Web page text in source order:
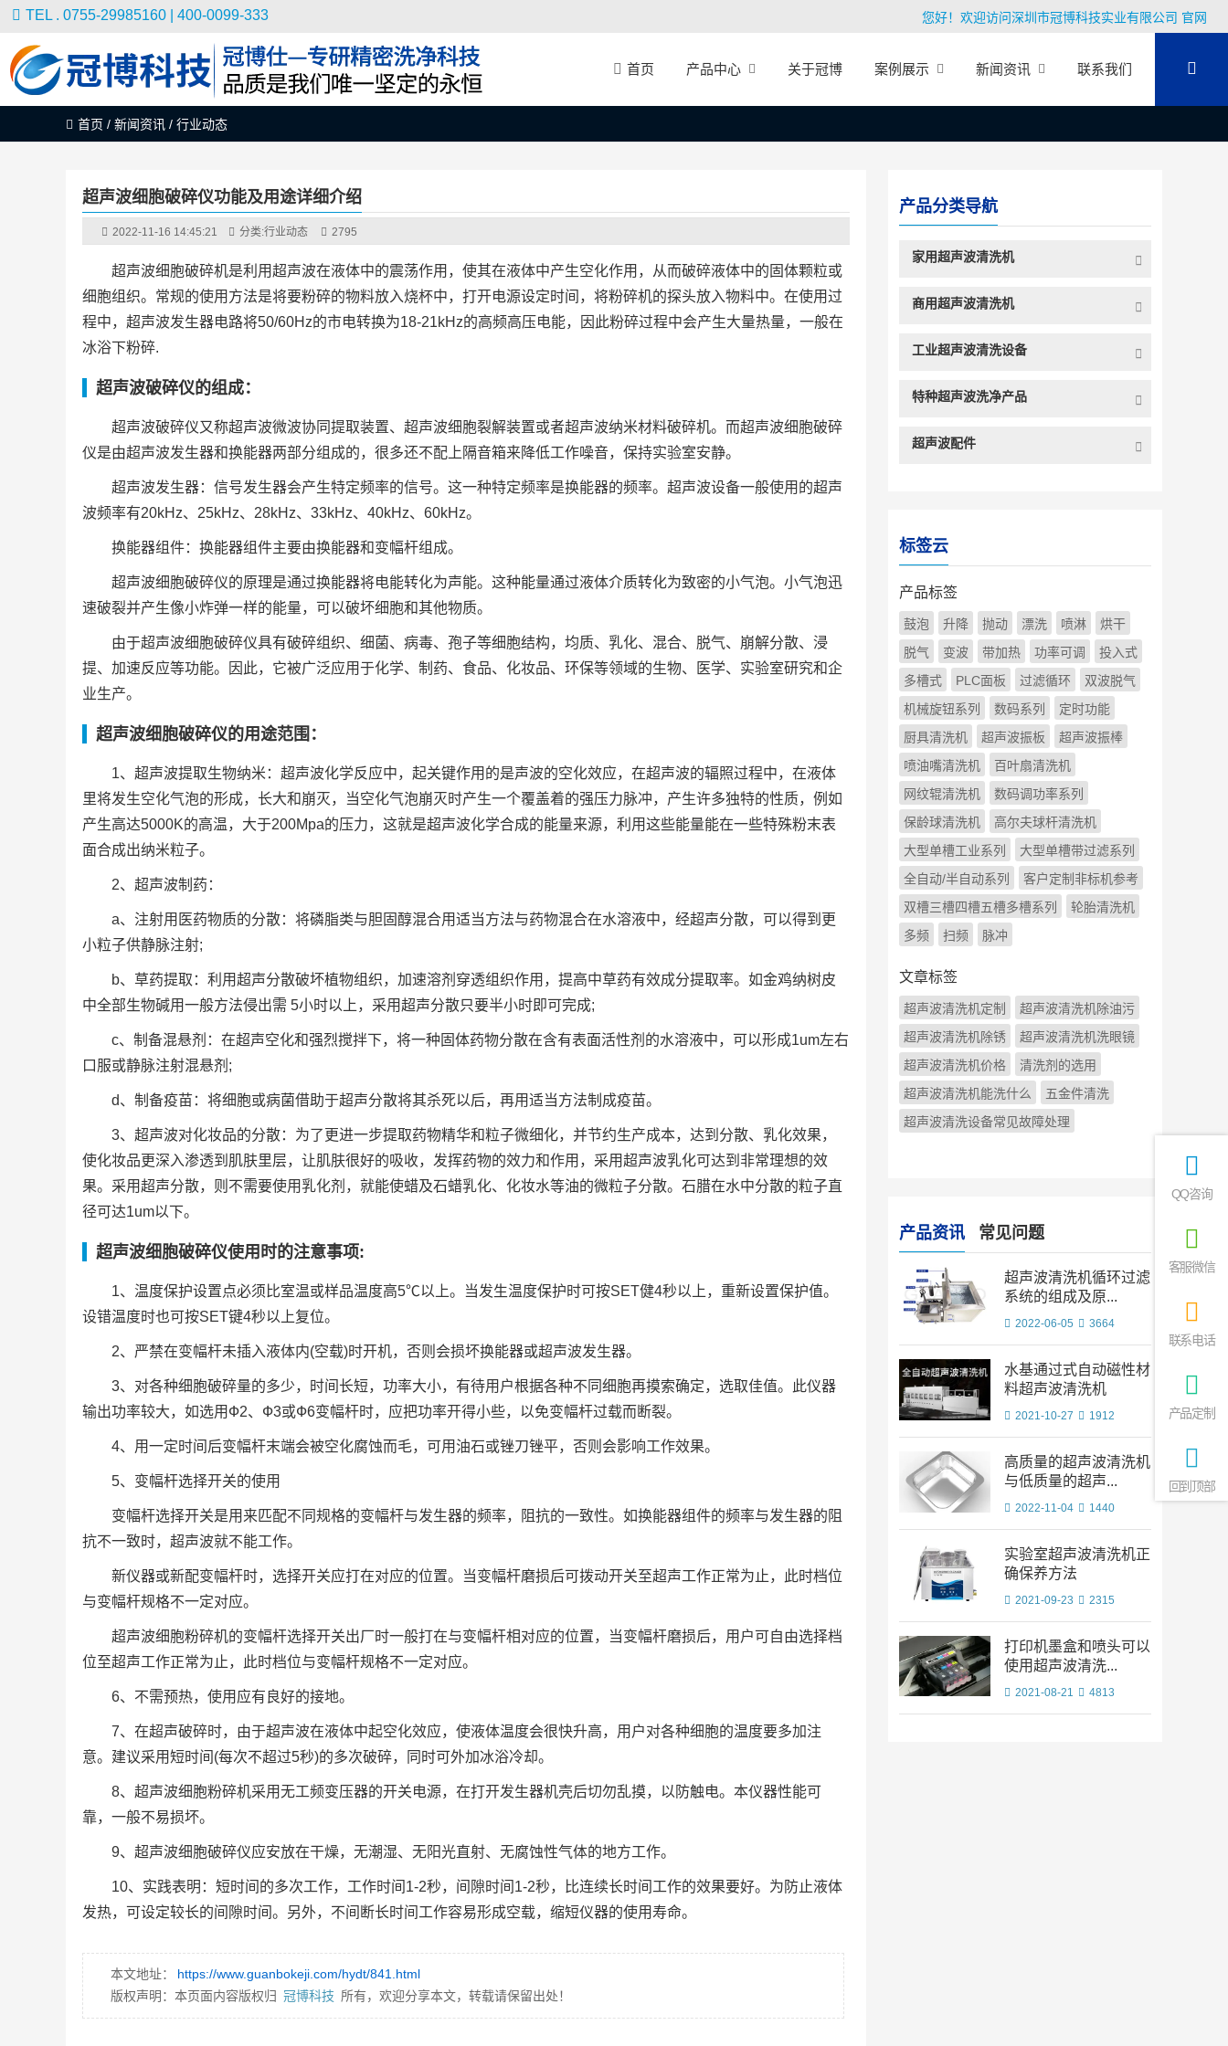
TEL . 0755-29985160 | 400-0099-333 您好！欢迎访问深圳市冠博科技实业有限公司 官网
首页 产品中心 关于冠博 案例展示 新闻资讯 联系我们
首页 / 新闻资讯 / 行业动态
超声波细胞破碎仪功能及用途详细介绍
2022-11-16 14:45:21 分类:行业动态 2795
超声波细胞破碎机是利用超声波在液体中的震荡作用，使其在液体中产生空化作用，从而破碎液体中的固体颗粒或
细胞组织。常规的使用方法是将要粉碎的物料放入烧杯中，打开电源设定时间，将粉碎机的探头放入物料中。在使用过
程中，超声波发生器电路将50/60Hz的市电转换为18-21kHz的高频高压电能，因此粉碎过程中会产生大量热量，一般在
冰浴下粉碎.
超声波破碎仪的组成：
超声波破碎仪又称超声波微波协同提取装置、超声波细胞裂解装置或者超声波纳米材料破碎机。而超声波细胞破碎
仪是由超声波发生器和换能器两部分组成的，很多还不配上隔音箱来降低工作噪音，保持实验室安静。
超声波发生器：信号发生器会产生特定频率的信号。这一种特定频率是换能器的频率。超声波设备一般使用的超声
波频率有20kHz、25kHz、28kHz、33kHz、40kHz、60kHz。
换能器组件：换能器组件主要由换能器和变幅杆组成。
超声波细胞破碎仪的原理是通过换能器将电能转化为声能。这种能量通过液体介质转化为致密的小气泡。小气泡迅
速破裂并产生像小炸弹一样的能量，可以破坏细胞和其他物质。
由于超声波细胞破碎仪具有破碎组织、细菌、病毒、孢子等细胞结构，均质、乳化、混合、脱气、崩解分散、浸
提、加速反应等功能。因此，它被广泛应用于化学、制药、食品、化妆品、环保等领域的生物、医学、实验室研究和企
业生产。
超声波细胞破碎仪的用途范围：
1、超声波提取生物纳米：超声波化学反应中，起关键作用的是声波的空化效应，在超声波的辐照过程中，在液体
里将发生空化气泡的形成，长大和崩灭，当空化气泡崩灭时产生一个覆盖着的强压力脉冲，产生许多独特的性质，例如
产生高达5000K的高温，大于200Mpa的压力，这就是超声波化学合成的能量来源，利用这些能量能在一些特殊粉末表
面合成出纳米粒子。
2、超声波制药：
a、注射用医药物质的分散：将磷脂类与胆固醇混合用适当方法与药物混合在水溶液中，经超声分散，可以得到更
小粒子供静脉注射;
b、草药提取：利用超声分散破坏植物组织，加速溶剂穿透组织作用，提高中草药有效成分提取率。如金鸡纳树皮
中全部生物碱用一般方法侵出需 5小时以上，采用超声分散只要半小时即可完成;
c、制备混悬剂：在超声空化和强烈搅拌下，将一种固体药物分散在含有表面活性剂的水溶液中，可以形成1um左右
口服或静脉注射混悬剂;
d、制备疫苗：将细胞或病菌借助于超声分散将其杀死以后，再用适当方法制成疫苗。
3、超声波对化妆品的分散：为了更进一步提取药物精华和粒子微细化，并节约生产成本，达到分散、乳化效果，
使化妆品更深入渗透到肌肤里层，让肌肤很好的吸收，发挥药物的效力和作用，采用超声波乳化可达到非常理想的效
果。采用超声分散，则不需要使用乳化剂，就能使蜡及石蜡乳化、化妆水等油的微粒子分散。石腊在水中分散的粒子直
径可达1um以下。
超声波细胞破碎仪使用时的注意事项:
1、温度保护设置点必须比室温或样品温度高5℃以上。当发生温度保护时可按SET健4秒以上，重新设置保护值。
设错温度时也可按SET键4秒以上复位。
2、严禁在变幅杆未插入液体内(空载)时开机，否则会损坏换能器或超声波发生器。
3、对各种细胞破碎量的多少，时间长短，功率大小，有待用户根据各种不同细胞再摸索确定，选取佳值。此仪器
输出功率较大，如选用Ф2、Ф3或Ф6变幅杆时，应把功率开得小些，以免变幅杆过载而断裂。
4、用一定时间后变幅杆末端会被空化腐蚀而毛，可用油石或锉刀锉平，否则会影响工作效果。
5、变幅杆选择开关的使用
变幅杆选择开关是用来匹配不同规格的变幅杆与发生器的频率，阻抗的一致性。如换能器组件的频率与发生器的阻
抗不一致时，超声波就不能工作。
新仪器或新配变幅杆时，选择开关应打在对应的位置。当变幅杆磨损后可拨动开关至超声工作正常为止，此时档位
与变幅杆规格不一定对应。
超声波细胞粉碎机的变幅杆选择开关出厂时一般打在与变幅杆相对应的位置，当变幅杆磨损后，用户可自由选择档
位至超声工作正常为止，此时档位与变幅杆规格不一定对应。
6、不需预热，使用应有良好的接地。
7、在超声破碎时，由于超声波在液体中起空化效应，使液体温度会很快升高，用户对各种细胞的温度要多加注
意。建议采用短时间(每次不超过5秒)的多次破碎，同时可外加冰浴冷却。
8、超声波细胞粉碎机采用无工频变压器的开关电源，在打开发生器机壳后切勿乱摸，以防触电。本仪器性能可
靠，一般不易损坏。
9、超声波细胞破碎仪应安放在干燥，无潮湿、无阳光直射、无腐蚀性气体的地方工作。
10、实践表明：短时间的多次工作，工作时间1-2秒，间隙时间1-2秒，比连续长时间工作的效果要好。为防止液体
发热，可设定较长的间隙时间。另外，不间断长时间工作容易形成空载，缩短仪器的使用寿命。
本文地址：
https://www.guanbokeji.com/hydt/841.html
版权声明：本页面内容版权归 冠博科技 所有，欢迎分享本文，转载请保留出处！
产品分类导航
家用超声波清洗机
商用超声波清洗机
工业超声波清洗设备
特种超声波洗净产品
超声波配件
标签云
产品标签
鼓泡 升降 抛动 漂洗 喷淋
烘干
脱气
变波 带加热 功率可调
投入式
多槽式
PLC面板 过滤循环
双波脱气
机械旋钮系列
数码系列
定时功能
厨具清洗机
超声波振板
超声波振棒
喷油嘴清洗机
百叶扇清洗机
网纹辊清洗机
数码调功率系列
保龄球清洗机
高尔夫球杆清洗机
大型单槽工业系列
大型单槽带过滤系列
全自动/半自动系列
客户定制非标机参考
双槽三槽四槽五槽多槽系列
轮胎清洗机
多频
扫频 脉冲
文章标签
超声波清洗机定制
超声波清洗机除油污
超声波清洗机除锈
超声波清洗机洗眼镜
超声波清洗机价格
清洗剂的选用
超声波清洗机能洗什么
五金件清洗
超声波清洗设备常见故障处理
产品资讯 常见问题
超声波清洗机循环过滤
系统的组成及原...
2022-06-05 3664
水基通过式自动磁性材
料超声波清洗机
2021-10-27 1912
高质量的超声波清洗机
与低质量的超声...
2022-11-04 1440
实验室超声波清洗机正
确保养方法
2021-09-23 2315
打印机墨盒和喷头可以
使用超声波清洗...
2021-08-21 4813
QQ咨询
客服微信
联系电话
产品定制
回到顶部